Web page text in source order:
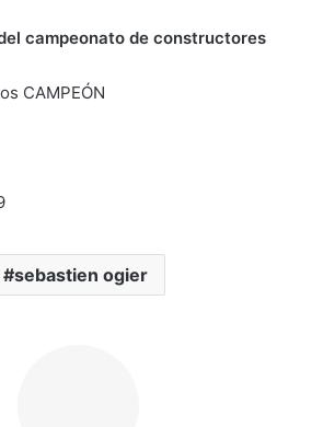
campeonato de constructores
CAMPEÓN
sebastien ogier